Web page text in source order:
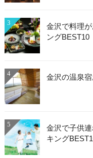
3
金沢で料理
ングBEST10
4 金沢の温泉
5
金沢で子供
キング